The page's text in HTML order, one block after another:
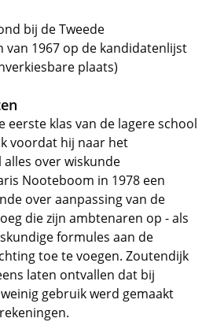
bij de Tweede
van 1967 op de kandidatenlijst
plaats)
eerste klas van de lagere school
voordat hij naar het
over wiskunde
Nooteboom in 1978 een
over aanpassing van de
die zijn ambtenaren op - als
formules aan de
toe te voegen. Zoutendijk
laten ontvallen dat bij
gebruik werd gemaakt